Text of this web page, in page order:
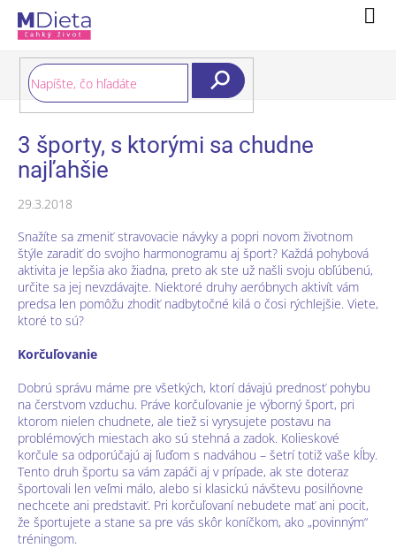
obsah
3 športy, s ktorými sa chudne
najľahšie
29.3.2018
Snažíte sa zmeniť stravovacie návyky a popri novom životnom
štýle zaradiť do svojho harmonogramu aj šport? Každá pohybová
aktivita je lepšia ako žiadna, preto ak ste už našli svoju obľúbenú,
určite sa jej nevzdávajte. Niektoré druhy aeróbnych aktivít vám
predsa len pomôžu zhodiť nadbytočné kilá o čosi rýchlejšie. Viete,
ktoré to sú?
Korčuľovanie
Dobrú správu máme pre všetkých, ktorí dávajú prednosť pohybu
na čerstvom vzduchu. Práve korčuľovanie je výborný šport, pri
ktorom nielen chudnete, ale tiež si vyrysujete postavu na
problémových miestach ako sú stehná a zadok. Kolieskové
korčule sa odporúčajú aj ľuďom s nadváhou – šetrí totiž vaše kĺby.
Tento druh športu sa vám zapáči aj v prípade, ak ste doteraz
športovali len veľmi málo, alebo si klasickú návštevu posilňovne
nechcete ani predstaviť. Pri korčuľovaní nebudete mať ani pocit,
že športujete a stane sa pre vás skôr koníčkom, ako „povinným“
tréningom.